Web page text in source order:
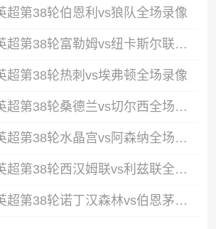
超第38轮伯恩利vs狼队全场录像
05月25日英超第38轮富勒姆vs纽卡斯尔联全场录像
超第38轮热刺vs埃弗顿全场录像
05月25日英超第38轮桑德兰vs切尔西全场录像
05月25日英超第38轮水晶宫vs阿森纳全场录像
05月25日英超第38轮西汉姆联vs利兹联全场录像
05月25日英超第38轮诺丁汉森林vs伯恩茅斯全场录像